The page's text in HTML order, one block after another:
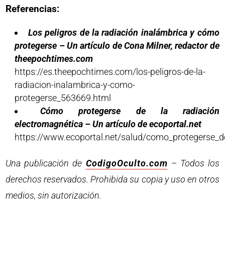
Referencias:
Los peligros de la radiación inalámbrica y cómo
protegerse – Un artículo de Cona Milner, redactor de
theepochtimes.com
https://es.theepochtimes.com/los-peligros-de-la-
radiacion-inalambrica-y-como-
protegerse_563669.html
Cómo protegerse de la radiación
electromagnética – Un artículo de ecoportal.net
https://www.ecoportal.net/salud/
Una publicación de CodigoOculto.com – Todos los
derechos reservados. Prohibida su copia y uso en otros
medios, sin autorización.